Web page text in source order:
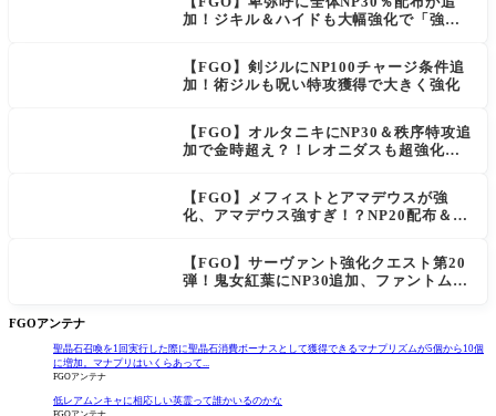
加！ジキル＆ハイドも大幅強化で「強す
【FGO】剣ジルにNP100チャージ条件追
加！術ジルも呪い特攻獲得で大きく強化
【FGO】オルタニキにNP30＆秩序特攻追
加で金時超え？！レオニダスも超強化で
【FGO】メフィストとアマデウスが強
化、アマデウス強すぎ！？NP20配布＆Ar
【FGO】サーヴァント強化クエスト第20
弾！鬼女紅葉にNP30追加、ファントムも
FGOアンテナ
聖晶石召喚を1回実行した際に聖晶石消費ボーナスとして獲得できるマナプリズムが5個から10個
に増加。マナプリはいくらあって...
FGOアンテナ
低レアムンキャに相応しい英霊って誰かいるのかな